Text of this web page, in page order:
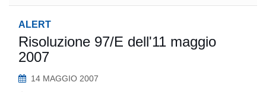
ALERT
Risoluzione 97/E dell'11 maggio
2007
14 MAGGIO 2007